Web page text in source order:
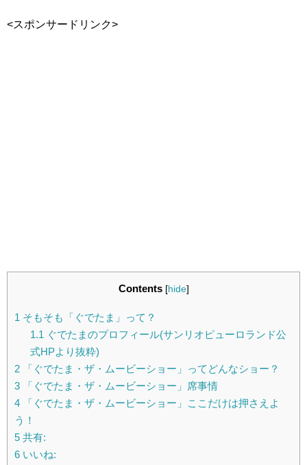
<スポンサードリンク>
Contents [hide]
1 そもそも「ぐでたま」って？
1.1 ぐでたまのプロフィール(サンリオピューロランド公
式HPより抜粋)
2 「ぐでたま・ザ・ムービーショー」ってどんなショー？
3 「ぐでたま・ザ・ムービーショー」席事情
4 「ぐでたま・ザ・ムービーショー」ここだけは押さえよ
う！
5 共有:
6 いいね: